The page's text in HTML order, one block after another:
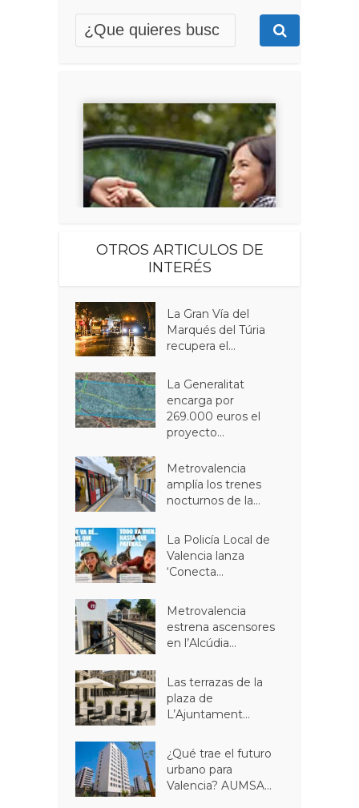
OTROS ARTICULOS DE
INTERÉS
La Gran Vía del
Marqués del Túria
recupera el...
La Generalitat
encarga por
269.000 euros el
proyecto...
Metrovalencia
amplía los trenes
nocturnos de la...
La Policía Local de
Valencia lanza
‘Conecta...
Metrovalencia
estrena ascensores
en l’Alcúdia...
Las terrazas de la
plaza de
L’Ajuntament...
¿Qué trae el futuro
urbano para
Valencia? AUMSA...